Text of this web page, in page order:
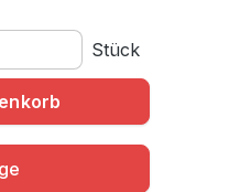
gewünschten Wert ein
Stück